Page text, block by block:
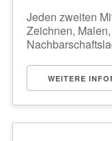
Jeden zweiten
Zeichnen,
WEITERE